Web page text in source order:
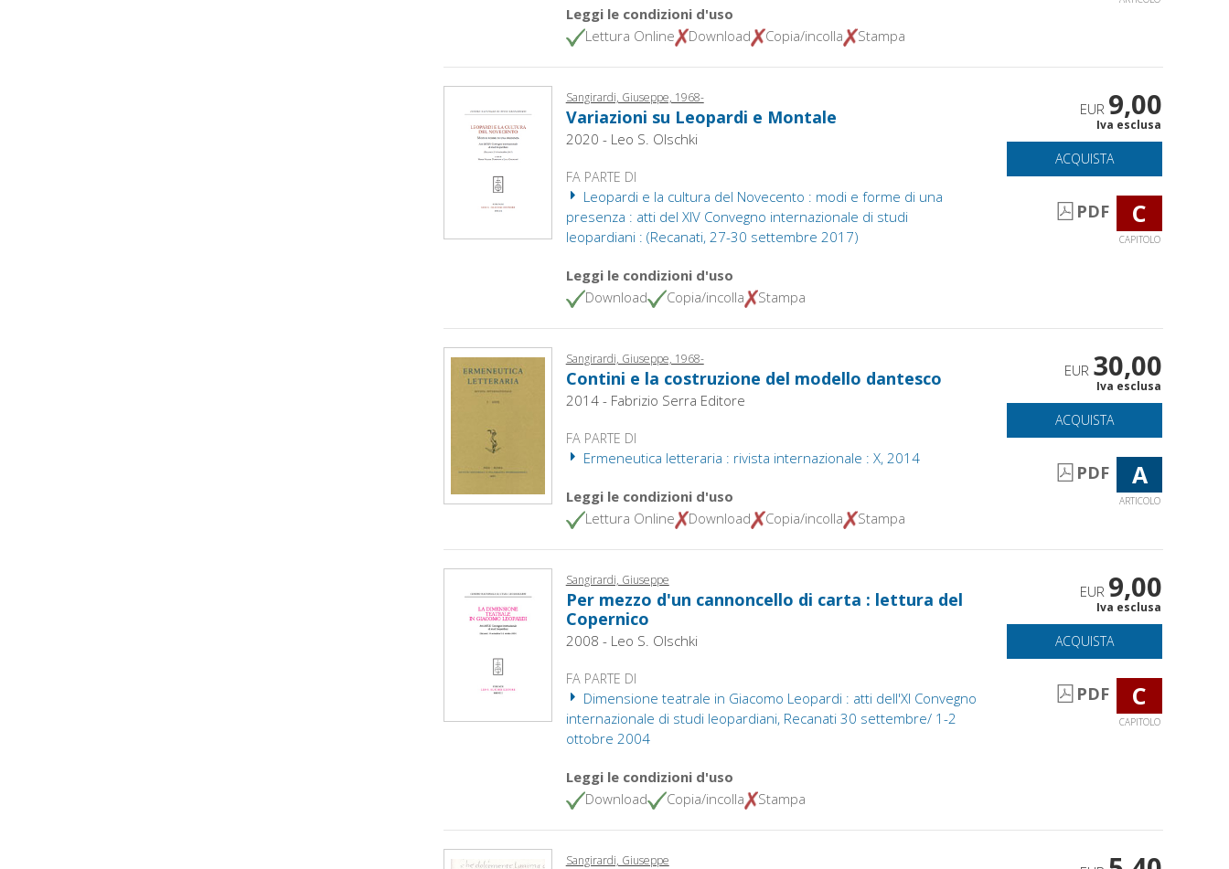
Leggi le condizioni d'uso
Lettura Online
Download Copia/incolla Stampa
Sangirardi, Giuseppe, 1968-
Variazioni su Leopardi e Montale
2020 - Leo S. Olschki
FA PARTE DI
Leopardi e la cultura del Novecento : modi e forme di una
presenza : atti del XIV Convegno internazionale di studi
leopardiani : (Recanati, 27-30 settembre 2017)
Leggi le condizioni d'uso
Download
Copia/incolla Stampa
EUR 9,00
Iva esclusa
ACQUISTA
PDF C
CAPITOLO
Sangirardi, Giuseppe, 1968-
Contini e la costruzione del modello dantesco
2014 - Fabrizio Serra Editore
FA PARTE DI
Ermeneutica letteraria : rivista internazionale : X, 2014
Leggi le condizioni d'uso
Lettura Online
Download Copia/incolla Stampa
EUR 30,00
Iva esclusa
ACQUISTA
PDF A
ARTICOLO
Sangirardi, Giuseppe
Per mezzo d'un cannoncello di carta : lettura del
Copernico
2008 - Leo S. Olschki
FA PARTE DI
Dimensione teatrale in Giacomo Leopardi : atti dell'XI Convegno
internazionale di studi leopardiani, Recanati 30 settembre/ 1-2
ottobre 2004
Leggi le condizioni d'uso
Download
Copia/incolla Stampa
EUR 9,00
Iva esclusa
ACQUISTA
PDF C
CAPITOLO
Sangirardi, Giuseppe